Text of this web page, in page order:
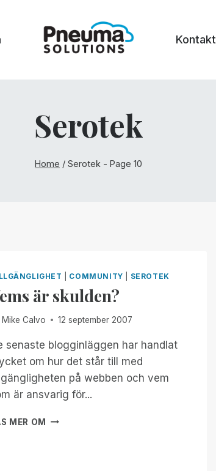
Kontakt
Serotek
Home / Serotek - Page 10
COMMUNITY SEROTEK
är skulden?
Mike Calvo 12 september 2007
senaste blogginläggen har handlat
om hur det står till med
på webben och vem
är ansvarig för...
MER OM VEMS